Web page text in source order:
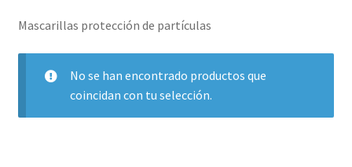
ENOVA
Finalizar compra
Mascarillas protección de partículas
No se han encontrado productos que
coincidan con tu selección.